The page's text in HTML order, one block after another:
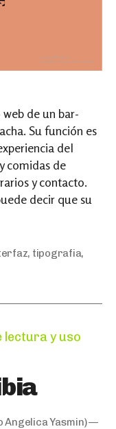
de un bar-
Su función es
del
comidas de
y contacto.
decir que su
, tipografia,
lectura y uso
Angelica Yasmin) —